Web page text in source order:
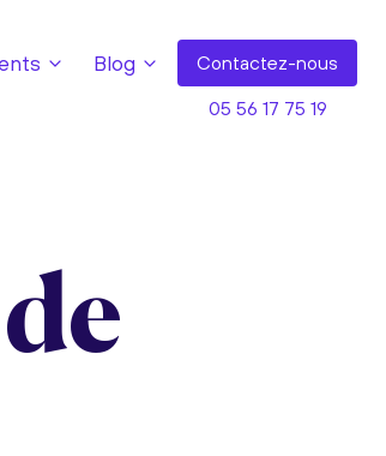
Blog Contactez-nous
05 56 17 75 19